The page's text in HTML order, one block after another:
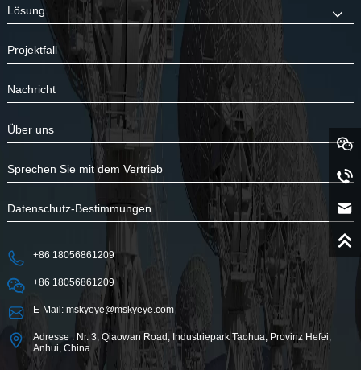
Lösung
Projektfall
Nachricht
Über uns
Sprechen Sie mit dem Vertrieb
Datenschutz-Bestimmungen
+86 18056861209
+86 18056861209
E-Mail: mskyeye@mskyeye.com
Adresse : Nr. 3, Qiaowan Road, Industriepark Taohua, Provinz Hefei,
Anhui, China.